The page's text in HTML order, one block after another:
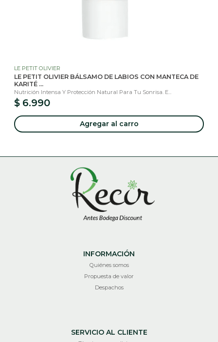
LE PETIT OLIVIER
LE PETIT OLIVIER BÁLSAMO DE LABIOS CON MANTECA DE
KARITÉ ...
Nutrición Intensa Y Protección Natural Para Tu Sonrisa. E...
$ 6.990
Agregar al carro
INFORMACIÓN
Quiénes somos
Propuesta de valor
Despachos
SERVICIO AL CLIENTE